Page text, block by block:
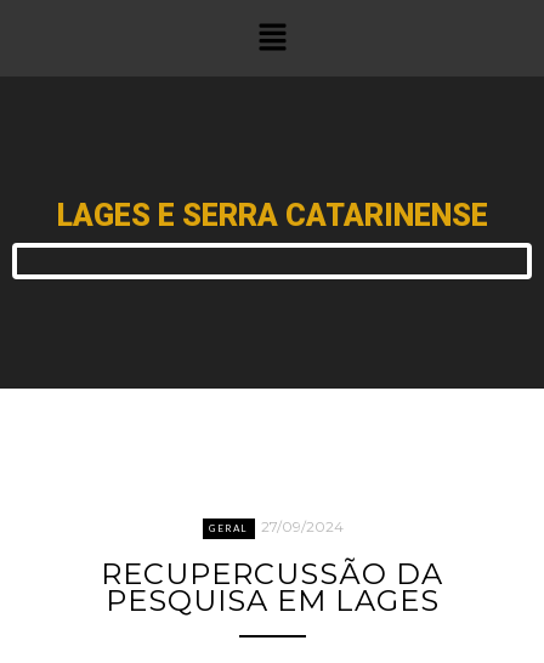
LAGES E SERRA CATARINENSE
GERAL 27/09/2024
RECUPERCUSSÃO DA
PESQUISA EM LAGES